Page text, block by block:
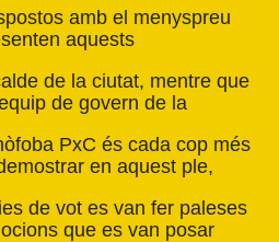
amb el menyspreu
aquests
de la ciutat, mentre que
de govern de la
PxC és cada cop més
en aquest ple,
de vot es van fer paleses
que es van posar